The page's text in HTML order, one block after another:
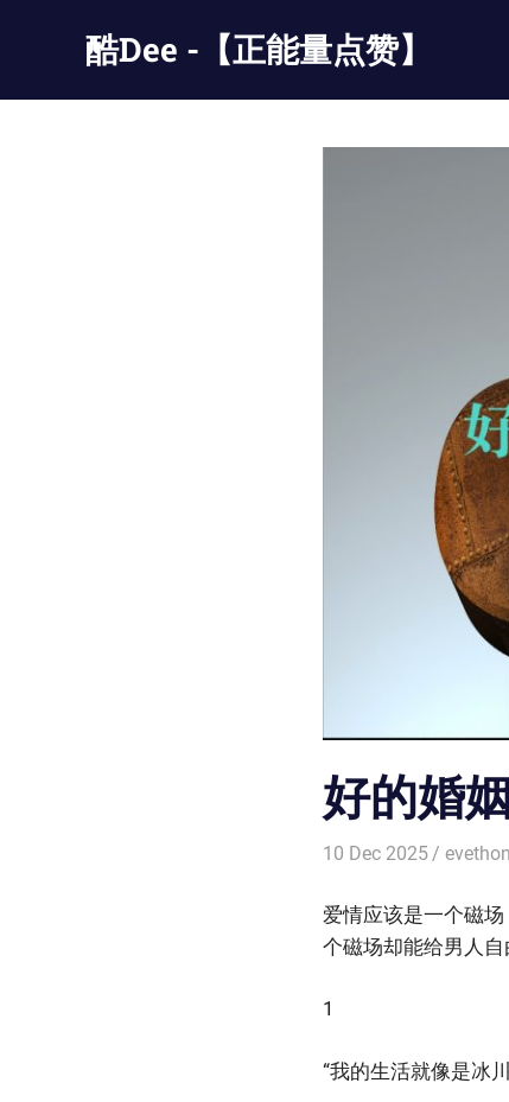
酷Dee -【正能量点赞】
好的婚
10 Dec 2025
爱情应该是一个磁
个磁场却能给男人自
1
“我的生活就像是冰